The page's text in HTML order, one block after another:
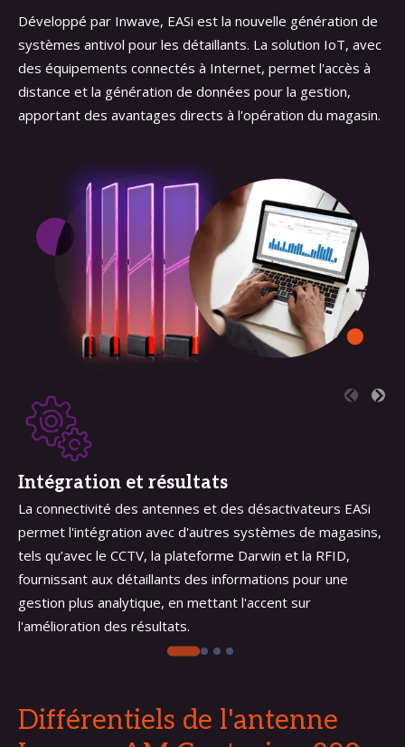
Développé par Inwave, EASi est la nouvelle génération de
systèmes antivol pour les détaillants. La solution IoT, avec
des équipements connectés à Internet, permet l'accès à
distance et la génération de données pour la gestion,
apportant des avantages directs à l'opération du magasin.
Intégration et résultats
La connectivité des antennes et des désactivateurs EASi
permet l'intégration avec d'autres systèmes de magasins,
tels qu’avec le CCTV, la plateforme Darwin et la RFID,
fournissant aux détaillants des informations pour une
gestion plus analytique, en mettant l'accent sur
l'amélioration des résultats.
Différentiels de l'antenne